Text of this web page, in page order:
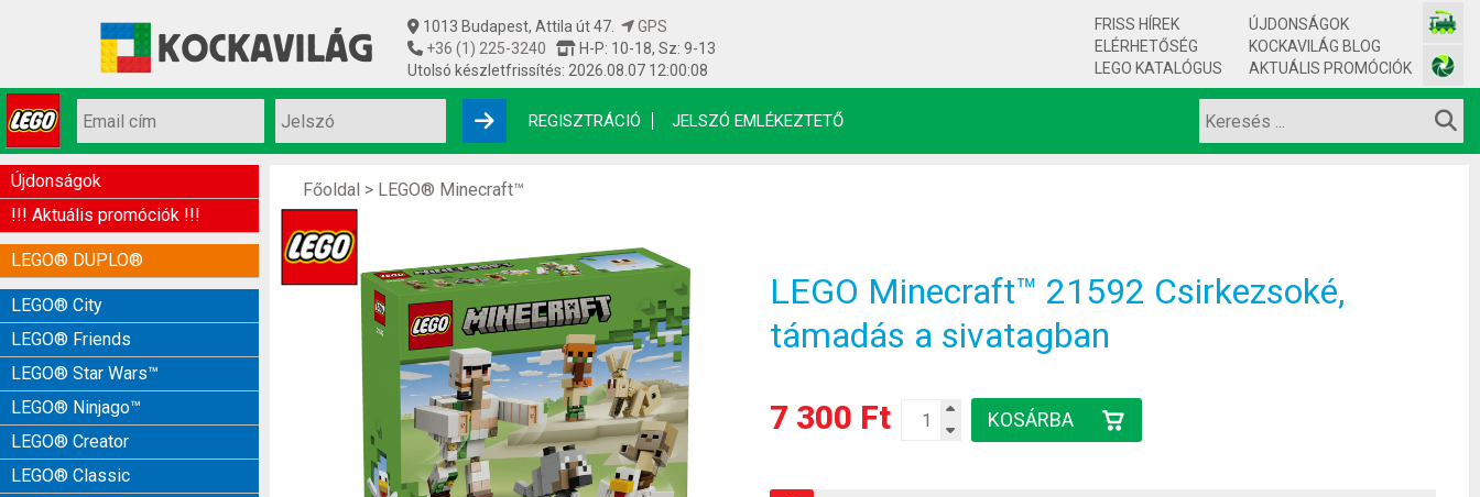
1013 Budapest, Attila út 47.
GPS
+36 (1) 225-3240
H-P: 10-18, Sz: 9-13
Utolsó készletfrissítés: 2026.08.07 12:00:08
FRISS HÍREK
ELÉRHETŐSÉG
LEGO KATALÓGUS
ÚJDONSÁGOK
KOCKAVILÁG BLOG
AKTUÁLIS PROMÓCIÓK
REGISZTRÁCIÓ JELSZÓ EMLÉKEZTETŐ
Újdonságok
!!! Aktuális promóciók !!!
LEGO® DUPLO®
LEGO® City
LEGO® Friends
LEGO® Star Wars™
LEGO® Ninjago™
LEGO® Creator
LEGO® Classic
Főoldal > LEGO® Minecraft™
LEGO Minecraft™ 21592 Csirkezsoké,
támadás a sivatagban
7 300 Ft